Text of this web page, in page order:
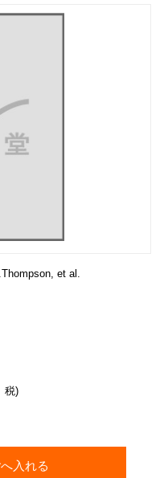
et al.
税)